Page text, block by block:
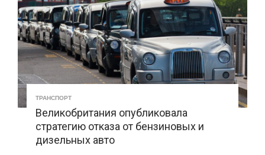
ТРАНСПОРТ
Великобритания опубликовала
стратегию отказа от бензиновых и
дизельных авто